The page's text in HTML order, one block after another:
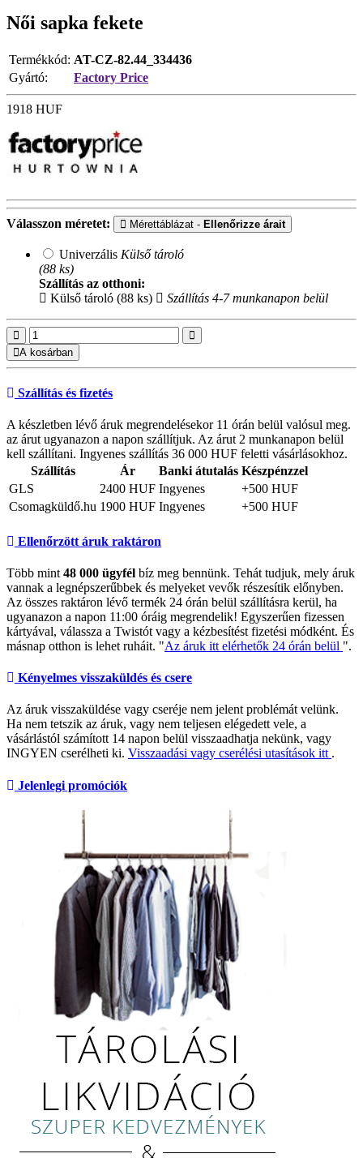
Női sapka fekete
Termékkód: AT-CZ-82.44_334436
Gyártó:
Factory Price
1918 HUF
Válasszon méretet: Mérettáblázat - Ellenőrizze árait
Univerzális Külső tároló
(88 ks)
Szállítás az otthoni:
Külső tároló (88 ks)
Szállítás 4-7 munkanapon belül
A kosárban
Szállítás és fizetés
A készletben lévő áruk megrendelésekor 11 órán belül valósul meg.
az árut ugyanazon a napon szállítjuk. Az árut 2 munkanapon belül
kell szállítani. Ingyenes szállítás 36 000 HUF feletti vásárlásokhoz.
Szállítás
Ár Banki átutalás Készpénzzel
GLS
2400 HUF Ingyenes
+500 HUF
Csomagküldő.hu 1900 HUF Ingyenes +500 HUF
Ellenőrzött áruk raktáron
Több mint 48 000 ügyfél bíz meg bennünk. Tehát tudjuk, mely áruk
vannak a legnépszerűbbek és melyeket vevők részesítik előnyben.
Az összes raktáron lévő termék 24 órán belül szállításra kerül, ha
ugyanazon a napon 11:00 óráig megrendelik! Egyszerűen fizessen
kártyával, válassza a Twistót vagy a kézbesítést fizetési módként. És
másnap otthon is lehet ruháit. "Az áruk itt elérhetők 24 órán belül ".
Kényelmes visszaküldés és csere
Az áruk visszaküldése vagy cseréje nem jelent problémát velünk.
Ha nem tetszik az áruk, vagy nem teljesen elégedett vele, a
vásárlástól számított 14 napon belül visszaadhatja nekünk, vagy
INGYEN cserélheti ki. Visszaadási vagy cserélési utasítások itt .
Jelenlegi promóciók